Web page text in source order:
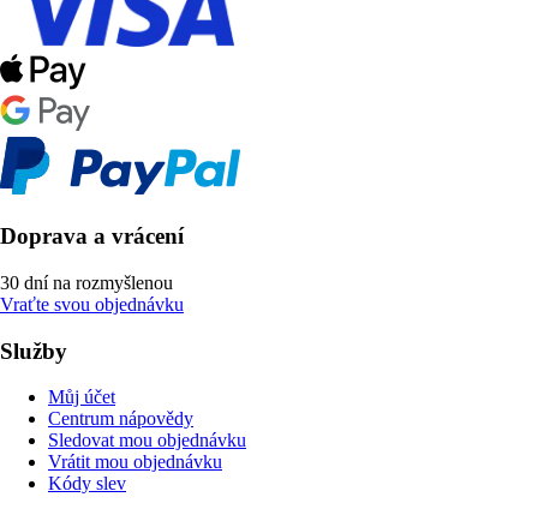
Doprava a vrácení
30 dní na rozmyšlenou
Vraťte svou objednávku
Služby
Můj účet
Centrum nápovědy
Sledovat mou objednávku
Vrátit mou objednávku
Kódy slev